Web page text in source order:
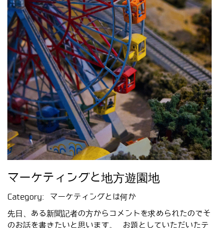
マーケティングと地方遊園地
Category: マーケティングとは何か
先日、ある新聞記者の方からコメントを求められたのでそ
のお話を書きたいと思います。 お題としていただいたテ